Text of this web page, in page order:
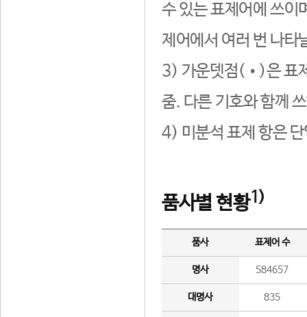
수 있는 표제어에 쓰이
제어에서 여러 번 나타
3) 가운뎃점(•)은 표
줌. 다른 기호와 함께
4) 미분석 표제 항은
품사별 현황1)
품사 표제어 수
명사 584657
대명사 835